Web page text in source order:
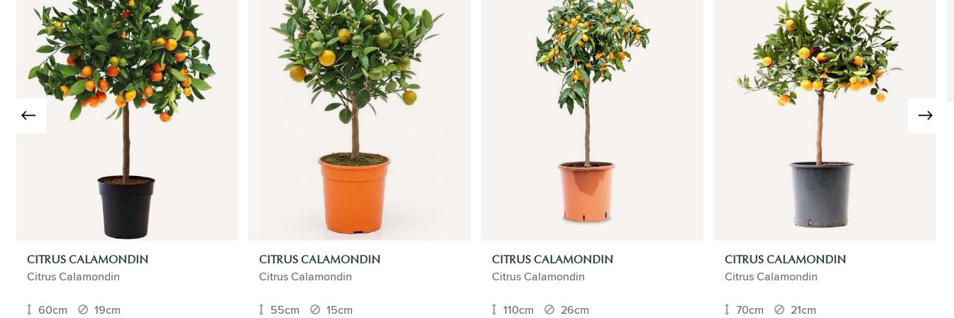
CITRUS CALAMONDIN
Citrus Calamondin
60cm 19cm
CITRUS CALAMONDIN
Citrus Calamondin
55cm 15cm
CITRUS CALAMONDIN
Citrus Calamondin
110cm 26cm
CITRUS CALAMONDIN
Citrus Calamondin
70cm 21cm